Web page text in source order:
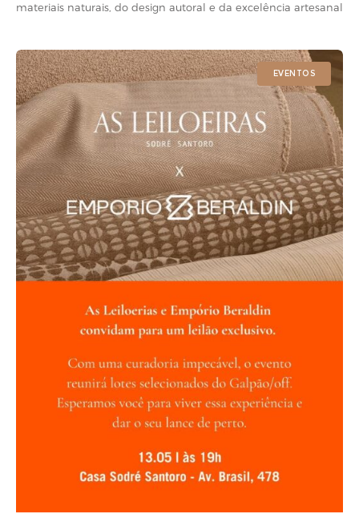
materiais naturais, do design autoral e da excelência artesanal
Paulo
EVENTOS